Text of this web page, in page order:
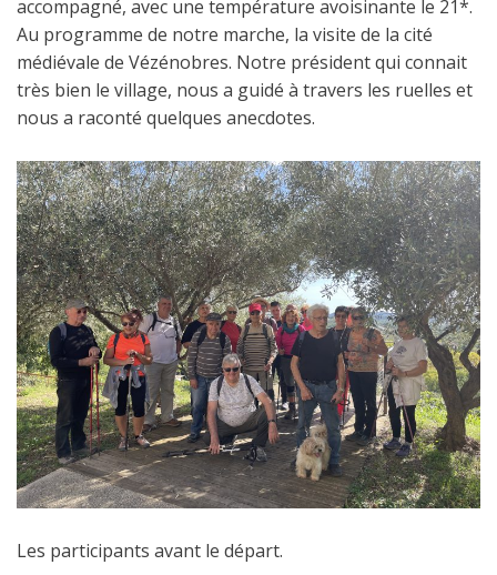
accompagné, avec une température avoisinante le 21*.
Au programme de notre marche, la visite de la cité
médiévale de Vézénobres. Notre président qui connait
très bien le village, nous a guidé à travers les ruelles et
nous a raconté quelques anecdotes.
Les participants avant le départ.